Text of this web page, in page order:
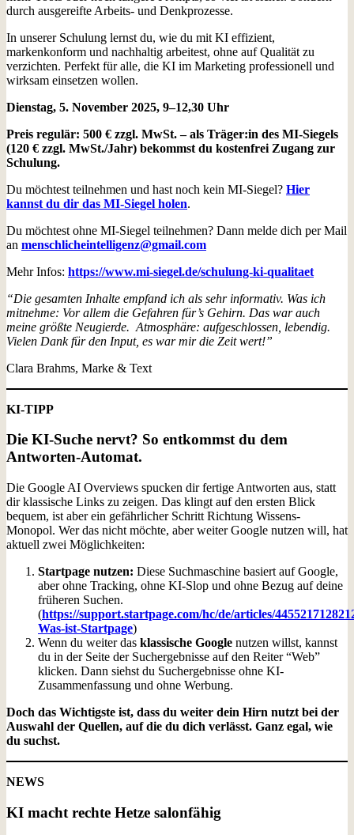
durch ausgereifte Arbeits- und Denkprozesse.
In unserer Schulung lernst du, wie du mit KI effizient,
markenkonform und nachhaltig arbeitest, ohne auf Qualität zu
verzichten. Perfekt für alle, die KI im Marketing professionell und
wirksam einsetzen wollen.
Dienstag, 5. November 2025, 9–12,30 Uhr
Preis regulär: 500 € zzgl. MwSt. – als Träger:in des MI-Siegels
(120 € zzgl. MwSt./Jahr) bekommst du kostenfrei Zugang zur
Schulung.
Du möchtest teilnehmen und hast noch kein MI-Siegel? Hier
kannst du dir das MI-Siegel holen.
Du möchtest ohne MI-Siegel teilnehmen? Dann melde dich per Mail
an menschlicheintelligenz@gmail.com
Mehr Infos: https://www.mi-siegel.de/schulung-ki-qualitaet
“Die gesamten Inhalte empfand ich als sehr informativ. Was ich
mitnehme: Vor allem die Gefahren für’s Gehirn. Das war auch
meine größte Neugierde. Atmosphäre: aufgeschlossen, lebendig.
Vielen Dank für den Input, es war mir die Zeit wert!”
Clara Brahms, Marke & Text
KI-TIPP
Die KI-Suche nervt? So entkommst du dem
Antworten-Automat.
Die Google AI Overviews spucken dir fertige Antworten aus, statt
dir klassische Links zu zeigen. Das klingt auf den ersten Blick
bequem, ist aber ein gefährlicher Schritt Richtung Wissens-
Monopol. Wer das nicht möchte, aber weiter Google nutzen will, hat
aktuell zwei Möglichkeiten:
Startpage nutzen: Diese Suchmaschine basiert auf Google,
aber ohne Tracking, ohne KI-Slop und ohne Bezug auf deine
früheren Suchen.
(https://support.startpage.com/hc/de/articles/
Was-ist-Startpage)
Wenn du weiter das klassische Google nutzen willst, kannst
du in der Seite der Suchergebnisse auf den Reiter “Web”
klicken. Dann siehst du Suchergebnisse ohne KI-
Zusammenfassung und ohne Werbung.
Doch das Wichtigste ist, dass du weiter dein Hirn nutzt bei der
Auswahl der Quellen, auf die du dich verlässt. Ganz egal, wie
du suchst.
NEWS
KI macht rechte Hetze salonfähig